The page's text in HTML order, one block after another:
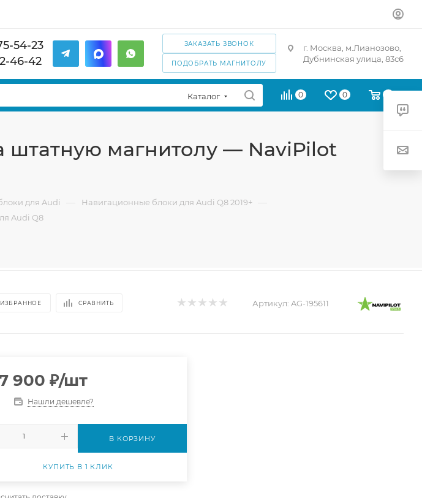
54-23
46-42
ЗАКАЗАТЬ ЗВОНОК
ПОДОБРАТЬ МАГНИТОЛУ
г. Москва, м.Лианозово,
Дубнинская улица, 83с6
Каталог 0 0
магнитолу — NaviPilot
для Audi — Навигационные блоки для Audi Q8 2019+ —
Audi Q8
СРАВНИТЬ Артикул: AG-195611
900 ₽/шт
Нашли дешевле?
В КОРЗИНУ
КУПИТЬ В 1 КЛИК